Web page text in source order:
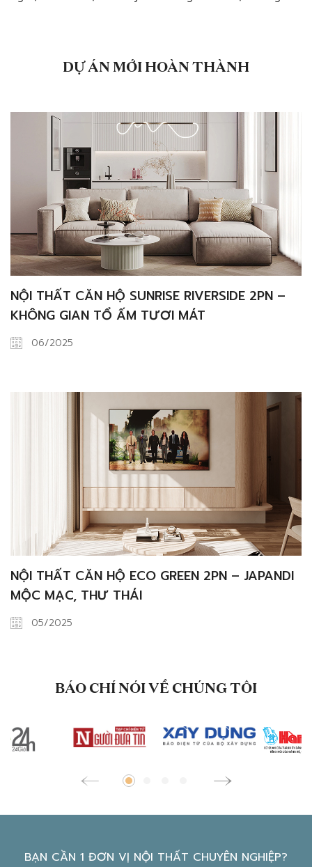
tiên công năngYếu tố nghệ thuật trong […]
DỰ ÁN MỚI HOÀN THÀNH
NỘI THẤT CĂN HỘ SUNRISE RIVERSIDE 2PN –
KHÔNG GIAN TỔ ẤM TƯƠI MÁT
06/2025
NỘI THẤT CĂN HỘ ECO GREEN 2PN – JAPANDI
MỘC MẠC, THƯ THÁI
05/2025
BÁO CHÍ NÓI VỀ CHÚNG TÔI
BẠN CẦN 1 ĐƠN VỊ NỘI THẤT CHUYÊN NGHIỆP?